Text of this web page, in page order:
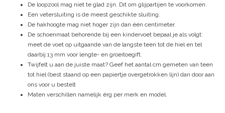
De loopzool mag niet te glad zijn. Dit om glijpartijen te voorkomen.
Een vetersluiting is de meest geschikte sluiting.
De hakhoogte mag niet hoger zijn dan één centimeter.
De schoenmaat behorende bij een kindervoet bepaal je als volgt:
meet de voet op uitgaande van de langste teen tot de hiel en tel
daarbij 13 mm voor lengte- en groeitoegift.
Twijfelt u aan de juiste maat? Geef het aantal cm gemeten van teen
tot hiel (best staand op een papiertje overgetrokken lijn) dan door aan
ons voor u bestelt
Maten verschillen namelijk érg per merk en model.